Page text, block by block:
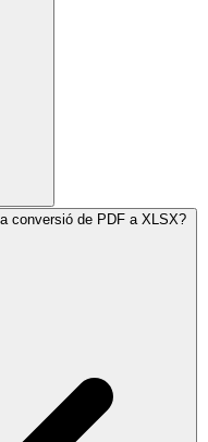
conversió de PDF a XLSX?